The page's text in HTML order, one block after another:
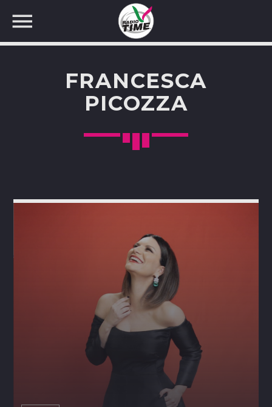
CERCA NEL SITO WEB:
FRANCESCA
PICOZZA